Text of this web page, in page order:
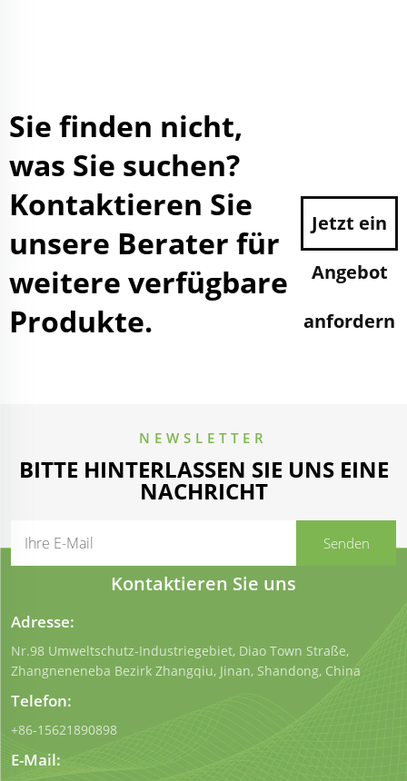
Sie finden nicht,
was Sie suchen?
Kontaktieren Sie
unsere Berater für
weitere verfügbare
Produkte.
Jetzt ein
Angebot
anfordern
NEWSLETTER
BITTE HINTERLASSEN SIE UNS EINE
NACHRICHT
Kontaktieren Sie uns
Adresse:
Nr.98 Umweltschutz-Industriegebiet, Diao Town Straße,
Zhangneneneba Bezirk Zhangqiu, Jinan, Shandong, China
Telefon:
+86-15621890898
E-Mail: